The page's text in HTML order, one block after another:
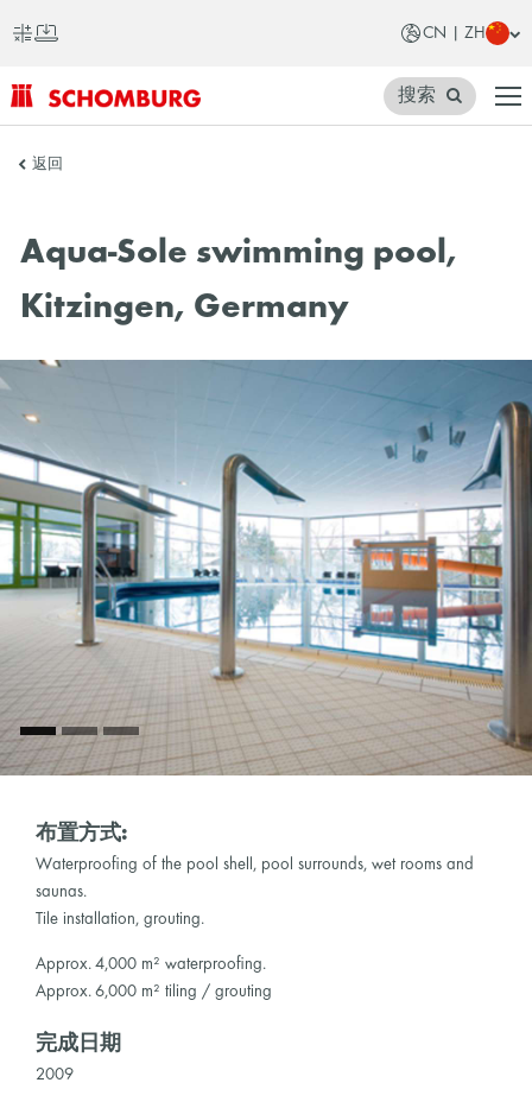
CN | ZH
SCHOMBURG
国
搜索
返回
Aqua-Sole swimming pool,
Kitzingen, Germany
布置方式:
Waterproofing of the pool shell, pool surrounds, wet rooms and
saunas.
Tile installation, grouting.
Approx. 4,000 m² waterproofing.
Approx. 6,000 m² tiling / grouting
完成日期
2009